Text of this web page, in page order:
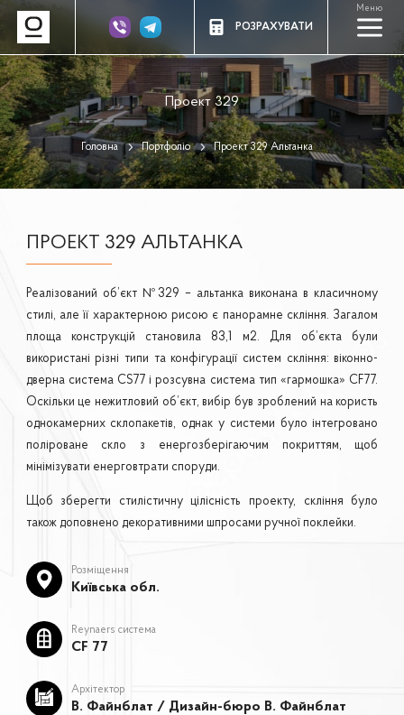
РОЗРАХУВАТИ
Меню
a
Проект 329
Головна Портфоліо Проект 329 Альтанка
ПРОЕКТ 329 АЛЬТАНКА
Реалізований об’єкт №329 – альтанка виконана в класичному
стилі, але її характерною рисою є панорамне скління. Загалом
площа конструкцій становила 83,1 м2. Для об’єкта були
використані різні типи та конфігурації систем скління: віконно-
дверна система CS77 і розсувна система тип «гармошка» CF77.
Оскільки це нежитловий об’єкт, вибір був зроблений на користь
однокамерних склопакетів, однак у системи було інтегровано
поліроване скло з енергозберігаючим покриттям, щоб
мінімізувати енерговтрати споруди.
Щоб зберегти стилістичну цілісність проекту, скління було
також доповнено декоративними шпросами ручної поклейки.
Розміщення
Київська обл.
Reynaers система
CF 77
Архітектор
В. Файнблат / Дизайн-бюро В. Файнблат